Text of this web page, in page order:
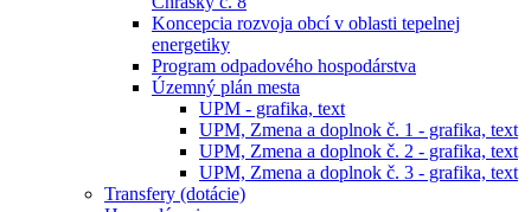
Koncepcia rozvoja obcí v oblasti tepelnej
energetiky
Program odpadového hospodárstva
Územný plán mesta
UPM - grafika, text
UPM, Zmena a doplnok č. 1 - grafika, text
UPM, Zmena a doplnok č. 2 - grafika, text
UPM, Zmena a doplnok č. 3 - grafika, text
Transfery (dotácie)